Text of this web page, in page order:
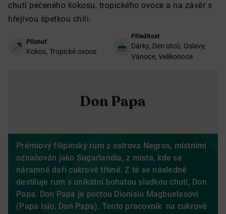
chutí pečeného kokosu, tropického ovoce a na závěr s
hřejivou špetkou chili.
Příchuť
Kokos, Tropické ovoce
Příležitost
Dárky, Den otců, Oslavy,
Vánoce, Velikonoce
Don Papa
Prémiový filipínský rum z ostrova Negros, místními
označován jako Sugarlandia, z místa, kde se
náramně daří cukrové třtině. Z té se následně
destiluje rum s unikátní bohatou sladkou chutí, Don
Papa. Don Papa je poctou Dionisiu Magbuelasovi
(Papa Isio, Don Papa). Tento pracovník na cukrové